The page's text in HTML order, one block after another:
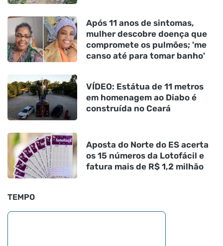
Após 11 anos de sintomas,
mulher descobre doença que
compromete os pulmões; 'me
canso até para tomar banho'
VÍDEO: Estátua de 11 metros
em homenagem ao Diabo é
construída no Ceará
Aposta do Norte do ES acerta
os 15 números da Lotofácil e
fatura mais de R$ 1,2 milhão
TEMPO